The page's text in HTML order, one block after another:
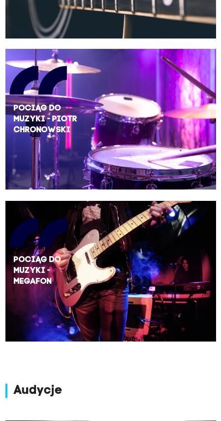
Pociąg do
muzyki - Piotr
Chronowski
Pociąg do
muzyki -
Megafon
Audycje